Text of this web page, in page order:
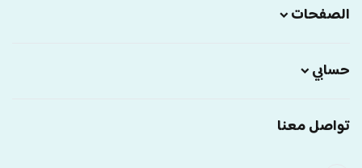
الصفحات
حسابي
تواصل معنا